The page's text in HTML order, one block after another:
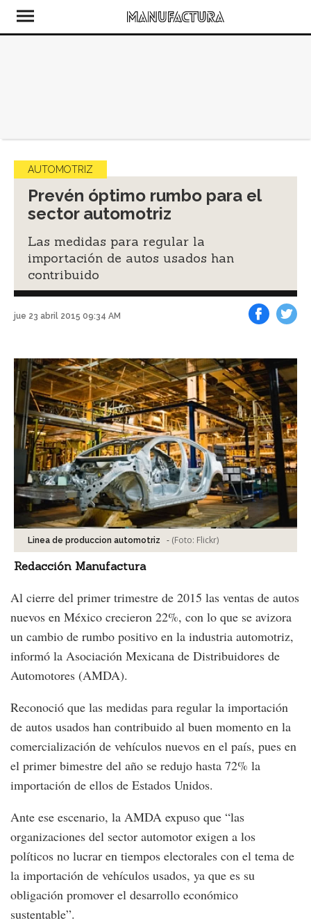
AUTOMOTRIZ
Prevén óptimo rumbo para el
sector automotriz
Las medidas para regular la
importación de autos usados han
contribuido
jue 23 abril 2015 09:34 AM
Linea de produccion automotriz - (Foto: Flickr)
Redacción Manufactura
Al cierre del primer trimestre de 2015 las ventas de autos
nuevos en México crecieron 22%, con lo que se avizora
un cambio de rumbo positivo en la industria automotriz,
informó la Asociación Mexicana de Distribuidores de
Automotores (AMDA).
Reconoció que las medidas para regular la importación
de autos usados han contribuido al buen momento en la
comercialización de vehículos nuevos en el país, pues en
el primer bimestre del año se redujo hasta 72% la
importación de ellos de Estados Unidos.
Ante ese escenario, la AMDA expuso que “las
organizaciones del sector automotor exigen a los
políticos no lucrar en tiempos electorales con el tema de
la importación de vehículos usados, ya que es su
obligación promover el desarrollo económico
sustentable”.